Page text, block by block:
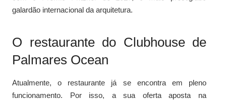
galardão internacional da arquitetura.
O restaurante do Clubhouse de
Palmares Ocean
Atualmente, o restaurante já se encontra em pleno
funcionamento. Por isso, a sua oferta aposta na